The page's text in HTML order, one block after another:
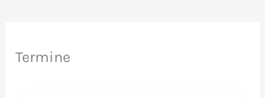
Termine